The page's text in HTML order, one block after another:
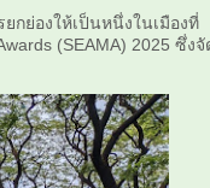
ยกย่องให้เป็นหนึ่งในเมืองที่
(SEAMA) 2025 ซึ่งจั